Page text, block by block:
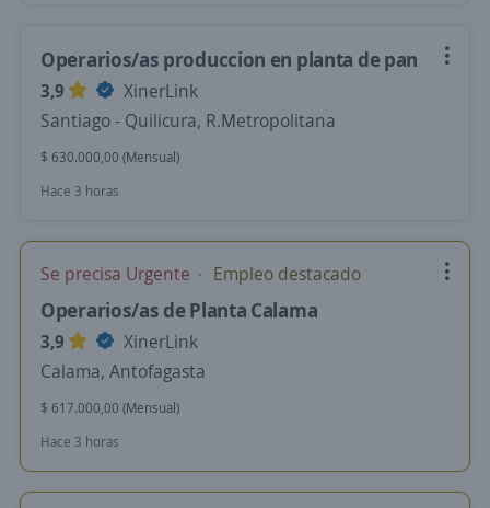
Operarios/as produccion en planta de pan
3,9
XinerLink
Santiago - Quilicura, R.Metropolitana
$ 630.000,00 (Mensual)
Hace 3 horas
Se precisa Urgente Empleo destacado
Operarios/as de Planta Calama
3,9
XinerLink
Calama, Antofagasta
$ 617.000,00 (Mensual)
Hace 3 horas